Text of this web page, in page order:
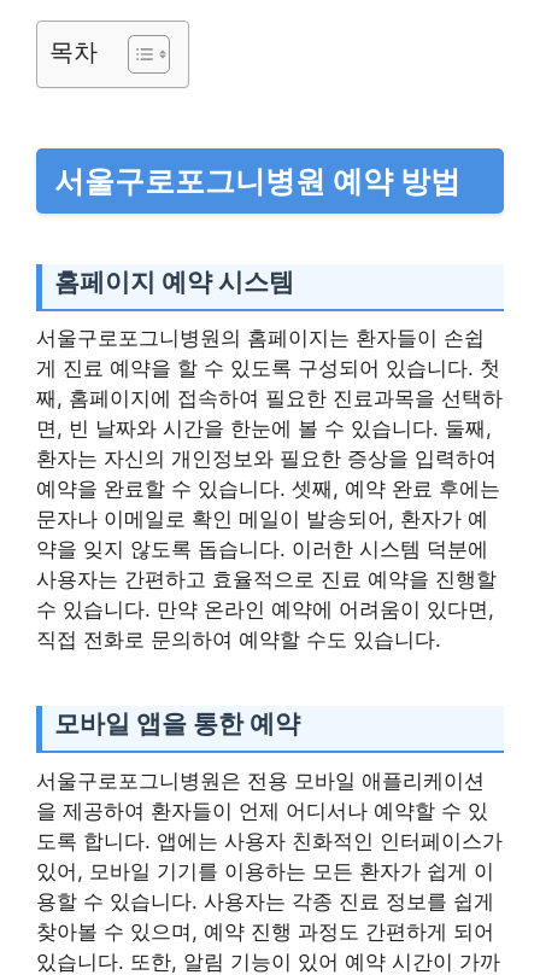
목차
서울구로포그니병원 예약 방법
홈페이지 예약 시스템
서울구로포그니병원의 홈페이지는 환자들이 손쉽
게 진료 예약을 할 수 있도록 구성되어 있습니다. 첫
째, 홈페이지에 접속하여 필요한 진료과목을 선택하
면, 빈 날짜와 시간을 한눈에 볼 수 있습니다. 둘째,
환자는 자신의 개인정보와 필요한 증상을 입력하여
예약을 완료할 수 있습니다. 셋째, 예약 완료 후에는
문자나 이메일로 확인 메일이 발송되어, 환자가 예
약을 잊지 않도록 돕습니다. 이러한 시스템 덕분에
사용자는 간편하고 효율적으로 진료 예약을 진행할
수 있습니다. 만약 온라인 예약에 어려움이 있다면,
직접 전화로 문의하여 예약할 수도 있습니다.
모바일 앱을 통한 예약
서울구로포그니병원은 전용 모바일 애플리케이션
을 제공하여 환자들이 언제 어디서나 예약할 수 있
도록 합니다. 앱에는 사용자 친화적인 인터페이스가
있어, 모바일 기기를 이용하는 모든 환자가 쉽게 이
용할 수 있습니다. 사용자는 각종 진료 정보를 쉽게
찾아볼 수 있으며, 예약 진행 과정도 간편하게 되어
있습니다. 또한, 알림 기능이 있어 예약 시간이 가까